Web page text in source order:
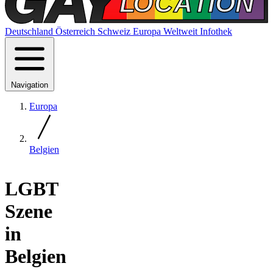
Deutschland Österreich Schweiz Europa Weltweit Infothek
Navigation
Europa
Belgien
LGBT
Szene
in
Belgien